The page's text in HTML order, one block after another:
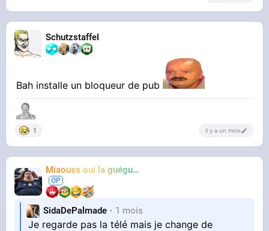
SchutzstaffeI
Bah installe un bloqueur de pub
1 il y a un mois
Miaouss oui la guéguérre
SidaDePalmade 1 mois
Je regarde pas la télé mais je change de